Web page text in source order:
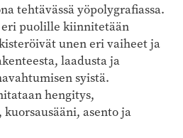
tehtävässä yöpolygrafiassa.
eri puolille kiinnitetään
unen eri vaiheet ja
laadusta ja
syistä.
hengitys,
asento ja